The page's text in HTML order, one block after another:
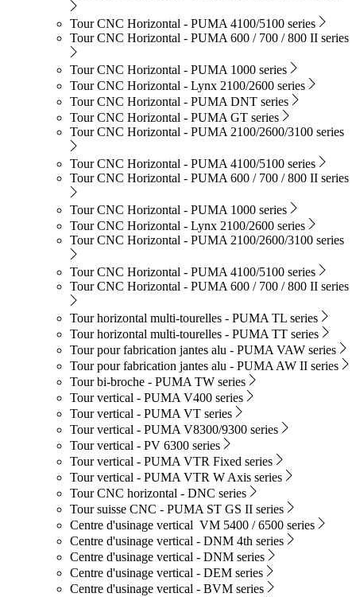
Tour CNC Horizontal - PUMA 4100/5100 series
Tour CNC Horizontal - PUMA 600 / 700 / 800 II series
Tour CNC Horizontal - PUMA 1000 series
Tour CNC Horizontal - Lynx 2100/2600 series
Tour CNC Horizontal - PUMA DNT series
Tour CNC Horizontal - PUMA GT series
Tour CNC Horizontal - PUMA 2100/2600/3100 series
Tour CNC Horizontal - PUMA 4100/5100 series
Tour CNC Horizontal - PUMA 600 / 700 / 800 II series
Tour CNC Horizontal - PUMA 1000 series
Tour CNC Horizontal - Lynx 2100/2600 series
Tour CNC Horizontal - PUMA 2100/2600/3100 series
Tour CNC Horizontal - PUMA 4100/5100 series
Tour CNC Horizontal - PUMA 600 / 700 / 800 II series
Tour horizontal multi-tourelles - PUMA TL series
Tour horizontal multi-tourelles - PUMA TT series
Tour pour fabrication jantes alu - PUMA VAW series
Tour pour fabrication jantes alu - PUMA AW II series
Tour bi-broche - PUMA TW series
Tour vertical - PUMA V400 series
Tour vertical - PUMA VT series
Tour vertical - PUMA V8300/9300 series
Tour vertical - PV 6300 series
Tour vertical - PUMA VTR Fixed series
Tour vertical - PUMA VTR W Axis series
Tour CNC horizontal - DNC series
Tour suisse CNC - PUMA ST GS II series
Centre d'usinage vertical VM 5400 / 6500 series
Centre d'usinage vertical - DNM 4th series
Centre d'usinage vertical - DNM series
Centre d'usinage vertical - DEM series
Centre d'usinage vertical - BVM series